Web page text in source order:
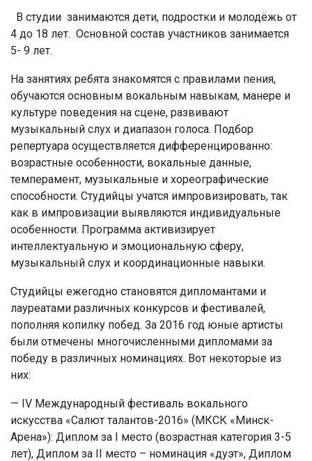
В студии занимаются дети, подростки и молодёжь от
4 до 18 лет. Основной состав участников занимается
5- 9 лет.
На занятиях ребята знакомятся с правилами пения,
обучаются основным вокальным навыкам, манере и
культуре поведения на сцене, развивают
музыкальный слух и диапазон голоса. Подбор
репертуара осуществляется дифференцированно:
возрастные особенности, вокальные данные,
темперамент, музыкальные и хореографические
способности. Студийцы учатся импровизировать, так
как в импровизации выявляются индивидуальные
особенности. Программа активизирует
интеллектуальную и эмоциональную сферу,
музыкальный слух и координационные навыки.
Студийцы ежегодно становятся дипломантами и
лауреатами различных конкурсов и фестивалей,
пополняя копилку побед. За 2016 год юные артисты
были отмечены многочисленными дипломами за
победу в различных номинациях. Вот некоторые из
них:
— IV Международный фестиваль вокального
искусства «Салют талантов-2016» (МКСК «Минск-
Арена»): Диплом за I место (возрастная категория 3-5
лет), Диплом за II место – номинация «дуэт», Диплом